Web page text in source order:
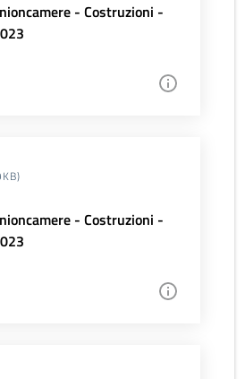
- Costruzioni -
- Costruzioni -